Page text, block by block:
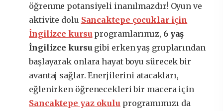
öğrenme potansiyeli inanılmazdır! Oyun ve
aktivite dolu Sancaktepe çocuklar için
İngilizce kursu programlarımız, 6 yaş
İngilizce kursu gibi erken yaş gruplarından
başlayarak onlara hayat boyu sürecek bir
avantaj sağlar. Enerjilerini atacakları,
eğlenirken öğrenecekleri bir macera için
Sancaktepe yaz okulu programımızı da